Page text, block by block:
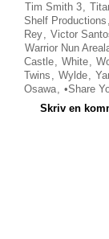
Tim Smith 3,
Shelf Productions ,
Rey, Victor
Warrior Nun
Castle, White,
Twins , Wylde,
Osawa, •Share
Skriv en